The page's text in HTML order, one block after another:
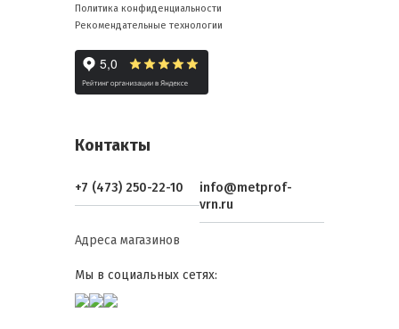
Политика конфиденциальности
Рекомендательные технологии
Контакты
+7 (473) 250-22-10
info@metprof-
vrn.ru
Адреса магазинов
Мы в социальных сетях: